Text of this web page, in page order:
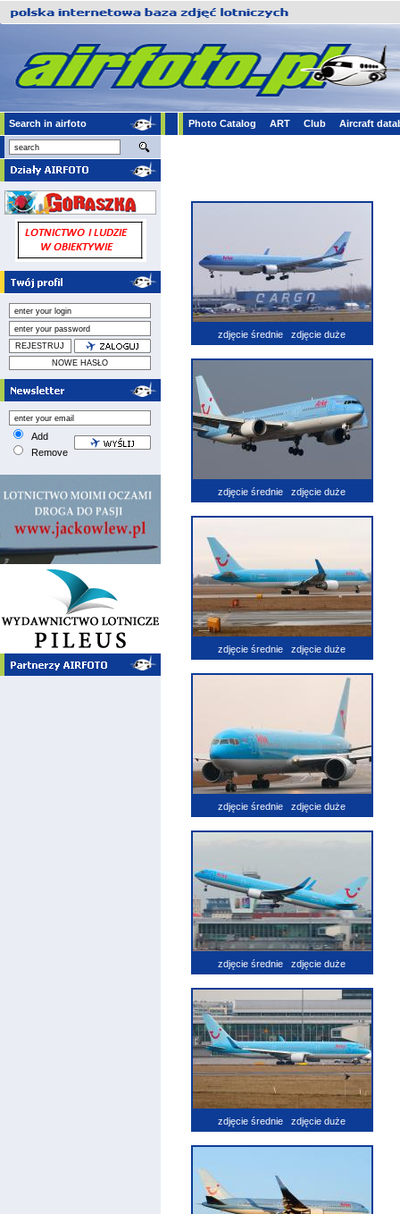
Search in airfoto Photo Catalog ART Club Aircraft
Add
Remove
zdjęcie średnie zdjęcie duże
zdjęcie średnie zdjęcie duże
zdjęcie średnie zdjęcie duże
zdjęcie średnie zdjęcie duże
zdjęcie średnie zdjęcie duże
zdjęcie średnie zdjęcie duże